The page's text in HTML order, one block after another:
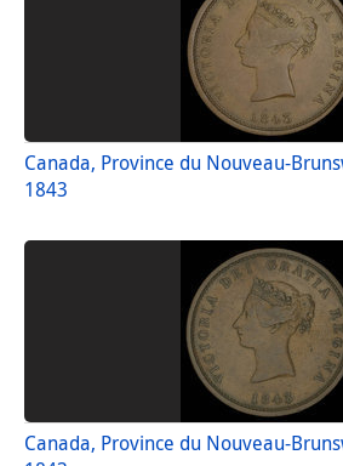
Canada, Province du Nouveau-
1843
Canada, Province du Nouveau-